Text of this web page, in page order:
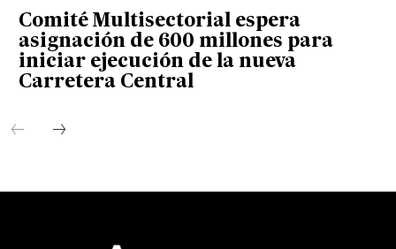
Comité Multisectorial espera
asignación de 600 millones para
iniciar ejecución de la nueva
Carretera Central